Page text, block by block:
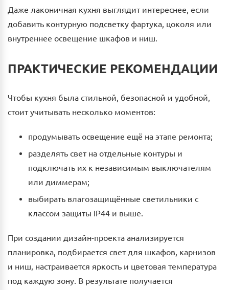
Даже лаконичная кухня выглядит интереснее, если
добавить контурную подсветку фартука, цоколя или
внутреннее освещение шкафов и ниш.
ПРАКТИЧЕСКИЕ РЕКОМЕНДАЦИИ
Чтобы кухня была стильной, безопасной и удобной,
стоит учитывать несколько моментов:
продумывать освещение ещё на этапе ремонта;
разделять свет на отдельные контуры и
подключать их к независимым выключателям
или диммерам;
выбирать влагозащищённые светильники с
классом защиты IP44 и выше.
При создании дизайн-проекта анализируется
планировка, подбирается свет для шкафов, карнизов
и ниш, настраивается яркость и цветовая температура
под каждую зону. В результате получается